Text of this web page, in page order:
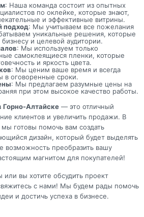
: Наша команда состоит из опытных
по оклейке, которые знают,
и эффективные витрины.
подход: Мы учитываем все пожелания
уникальные решения, которые
бизнесу и целевой аудитории.
: Мы используем только
самоклеящиеся пленки, которые
и яркость цвета.
: Мы ценим ваше время и всегда
в оговоренные сроки.
: Мы предлагаем разумные цены на
при этом высокое качество работы.
Алтайске — это отличный
клиентов и увеличить продажи. В
готовы помочь вам создать
дизайн, который будет выделять
возможность преобразить вашу
магнитом для покупателей!
или вы хотите обсудить проект
с нами! Мы будем рады помочь
и достичь успеха в бизнесе.